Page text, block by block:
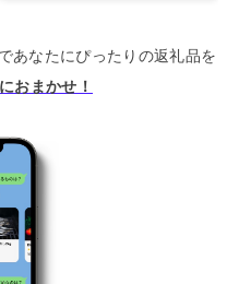
あなたにぴったりの返礼品を
おまかせ！